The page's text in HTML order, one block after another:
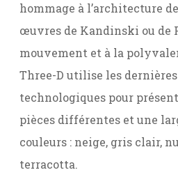
hommage à l’architecture
œuvres de Kandinski ou de
mouvement et à la
Three-D utilise les
technologiques pour
pièces différentes et une
couleurs : neige, gris clair,
terracotta.